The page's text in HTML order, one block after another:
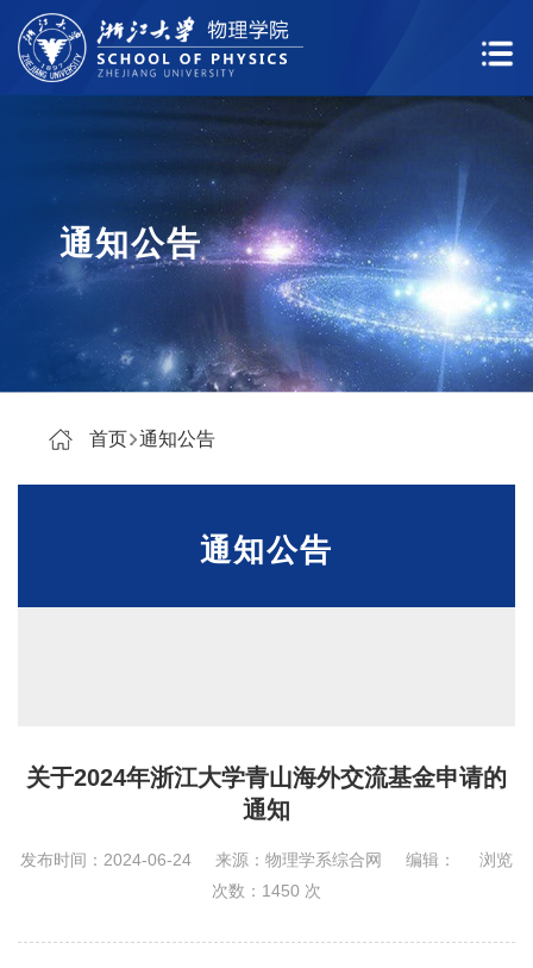
通知公告
首页 通知公告
通知公告
关于2024年浙江大学青山海外交流基金申请的
通知
发布时间：2024-06-24 来源：物理学系综合网 编辑：
浏览
次数： 1450 次